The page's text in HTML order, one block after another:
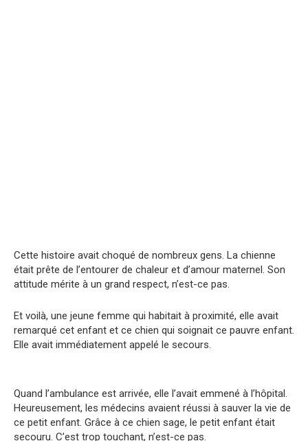
Cette histoire avait choqué de nombreux gens. La chienne
était prête de l’entourer de chaleur et d’amour maternel. Son
attitude mérite à un grand respect, n’est-ce pas.
Et voilà, une jeune femme qui habitait à proximité, elle avait
remarqué cet enfant et ce chien qui soignait ce pauvre enfant.
Elle avait immédiatement appelé le secours.
Quand l’ambulance est arrivée, elle l’avait emmené à l’hôpital.
Heureusement, les médecins avaient réussi à sauver la vie de
ce petit enfant. Grâce à ce chien sage, le petit enfant était
secouru. C’est trop touchant, n’est-ce pas.